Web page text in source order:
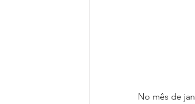
No mês de